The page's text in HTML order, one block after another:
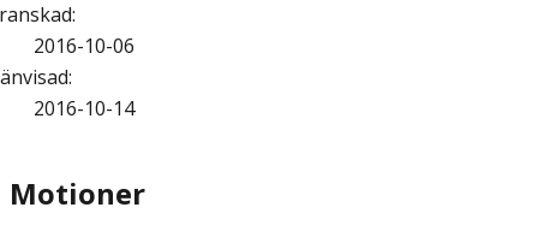
:
2016-10-06
:
2016-10-14
Motioner